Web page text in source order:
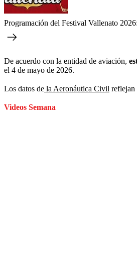
Programación del Festival Vallenato
De acuerdo con la entidad de aviación,
el 4 de mayo de 2026.
Los datos de la Aeronáutica Civil reflejan
Videos Semana